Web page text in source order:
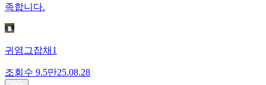
족합니다.
귀염그잡채1
조회수 9.5만25.08.28